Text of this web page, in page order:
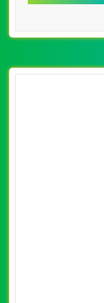
tăng trải nghiệm
CHI TIẾT WEBSITE